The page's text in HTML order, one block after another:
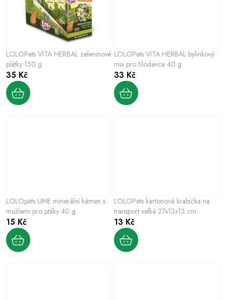
LOLOPets VITA HERBAL zeleninové
plátky 150 g
35 Kč
LOLOPets VITA HERBAL bylinkový
mix pro hlodavce 40 g
33 Kč
LOLOpets LIME minerální kámen s
mušlemi pro ptáky 40 g
15 Kč
LOLOPets kartonová krabička na
transport velká 27x13x13 cm
13 Kč